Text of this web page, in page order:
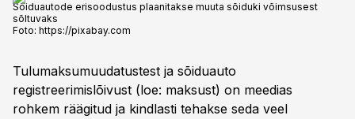
Sõiduautode erisoodustus plaanitakse muuta sõiduki võimsusest
sõltuvaks
Foto: https://pixabay.com
Tulumaksumuudatustest ja sõiduauto
registreerimislõivust (loe: maksust) on meedias
rohkem räägitud ja kindlasti tehakse seda veel